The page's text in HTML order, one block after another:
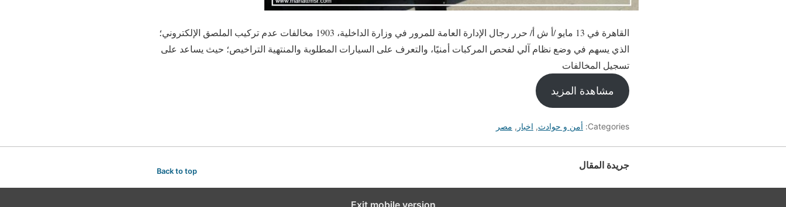
القاهرة في 13 مايو /أ ش أ/ حرر رجال الإدارة العامة للمرور في وزارة الداخلية، 1903 مخالفات عدم تركيب الملصق الإلكتروني؛
الذي يسهم في وضع نظام آلي لفحص المركبات أمنيًا، والتعرف على السيارات المطلوبة والمنتهية التراخيص؛ حيث يساعد على
تسجيل المخالفات
مشاهدة المزيد
Categories: أمن و حوادث, اخبار , مصر
جريدة المقال Back to top
Exit mobile version